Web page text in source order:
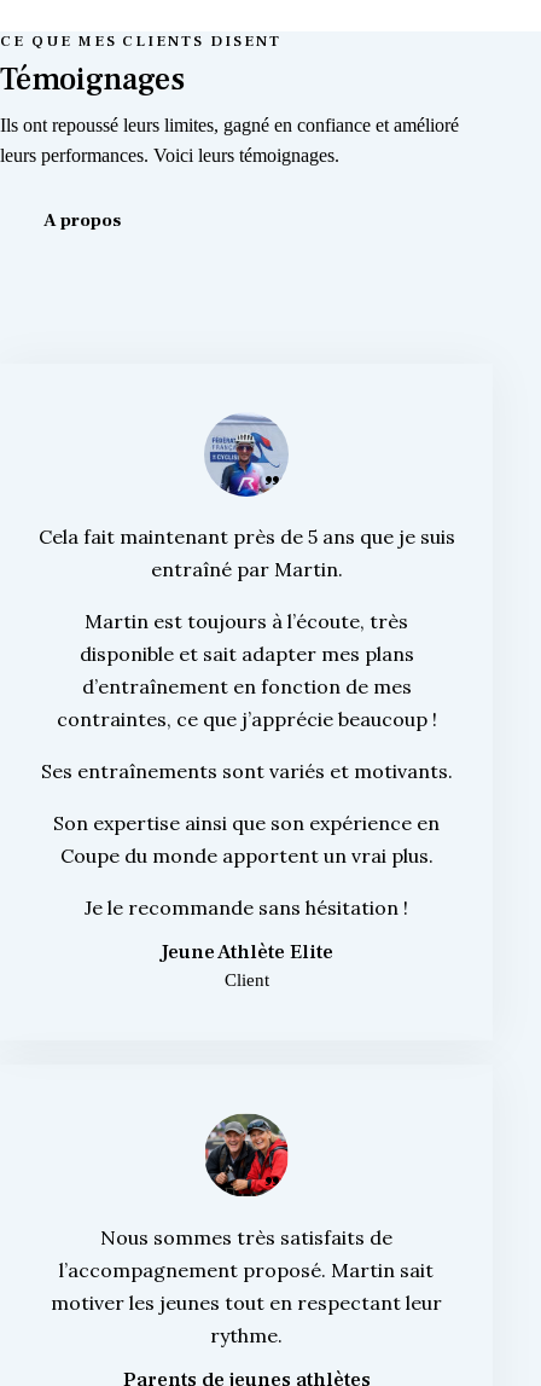
CE QUE MES CLIENTS DISENT
Témoignages
Ils ont repoussé leurs limites, gagné en confiance et amélioré
leurs performances. Voici leurs témoignages.
A propos
Cela fait maintenant près de 5 ans que je suis
entraîné par Martin.
Martin est toujours à l’écoute, très
disponible et sait adapter mes plans
d’entraînement en fonction de mes
contraintes, ce que j’apprécie beaucoup !
Ses entraînements sont variés et motivants.
Son expertise ainsi que son expérience en
Coupe du monde apportent un vrai plus.
Je le recommande sans hésitation !
Jeune Athlète Elite
Client
Nous sommes très satisfaits de
l’accompagnement proposé. Martin sait
motiver les jeunes tout en respectant leur
rythme.
Parents de jeunes athlètes